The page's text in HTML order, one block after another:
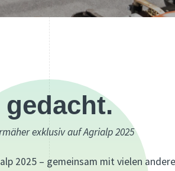
gedacht.
exklusiv auf Agrialp 2025
2025 – gemeinsam mit vielen